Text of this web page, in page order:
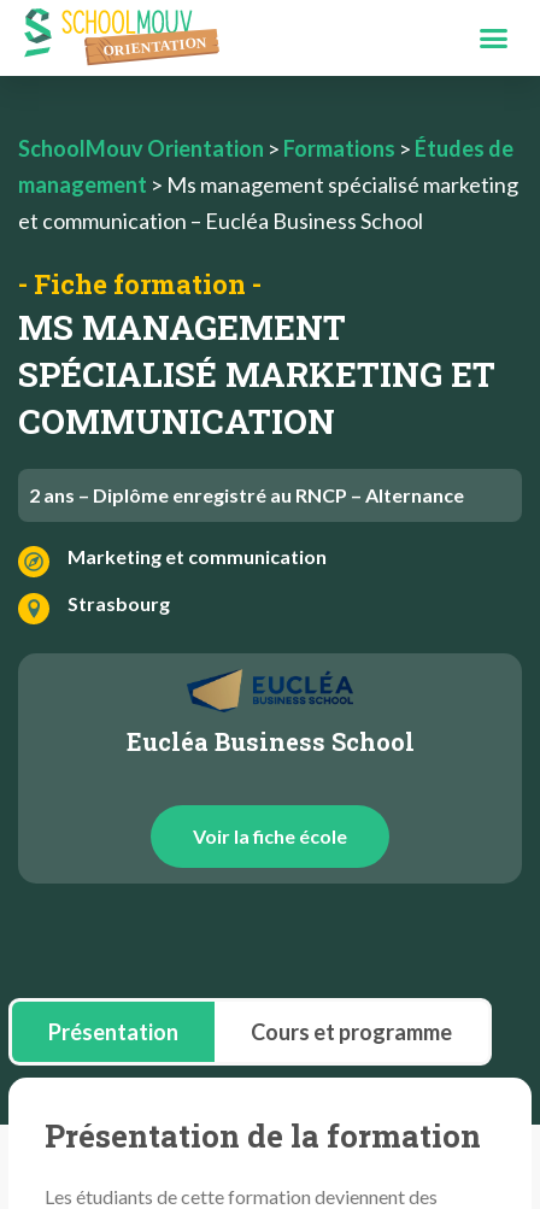
SchoolMouv Orientation > Formations > Études de
management > Ms management spécialisé marketing
et communication – Eucléa Business School
- Fiche formation -
MS MANAGEMENT
SPÉCIALISÉ MARKETING ET
COMMUNICATION
2 ans – Diplôme enregistré au RNCP – Alternance
Marketing et communication
Strasbourg
Eucléa Business School
Voir la fiche école
Présentation Cours et programme
Présentation de la formation
Les étudiants de cette formation deviennent des